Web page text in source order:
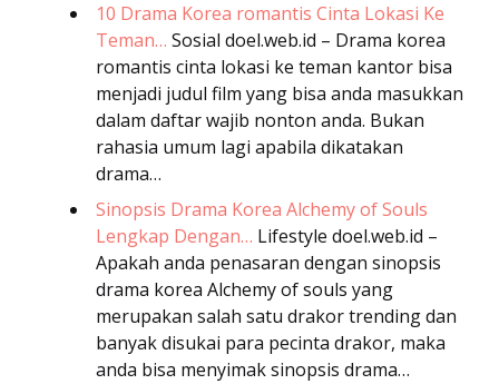
10 Drama Korea romantis Cinta Lokasi Ke
Teman… Sosial doel.web.id – Drama korea
romantis cinta lokasi ke teman kantor bisa
menjadi judul film yang bisa anda masukkan
dalam daftar wajib nonton anda. Bukan
rahasia umum lagi apabila dikatakan
drama…
Sinopsis Drama Korea Alchemy of Souls
Lengkap Dengan… Lifestyle doel.web.id –
Apakah anda penasaran dengan sinopsis
drama korea Alchemy of souls yang
merupakan salah satu drakor trending dan
banyak disukai para pecinta drakor, maka
anda bisa menyimak sinopsis drama…